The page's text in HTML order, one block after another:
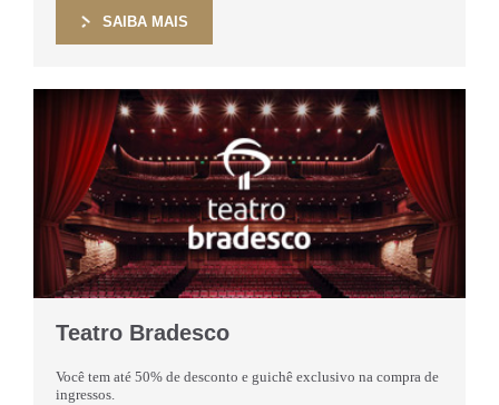
SAIBA MAIS
Teatro Bradesco
Você tem até 50% de desconto e guichê exclusivo na compra de
ingressos.